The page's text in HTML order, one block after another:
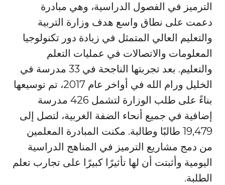
الترميز في الفصول الدراسية، وهي مبادرة
دعمت على نطاق واسع هدف وزارة التربية
والتعليم العالي المتمثل في زيادة دور تكنولوجيا
المعلومات والاتصالات في عمليات التعلم
والتعليم. بعد تجربتها الناجحة في 33 مدرسة في
الخليل ورام الله في أواخر عام 2017، تم توسيعها
بناءً على طلب الوزارة لتشمل 426 مدرسة
إضافية في جميع أنحاء الضفة الغربية، لتصل إلى
19,479 طالبًا وطالبة. مكنت المبادرة المعلمين
من دمج مشاريع الترميز في المناهج الدراسية
اليومية وأثبتت أن لها تأثيرًا كبيرًا على تجارب تعلم
الطلبة.